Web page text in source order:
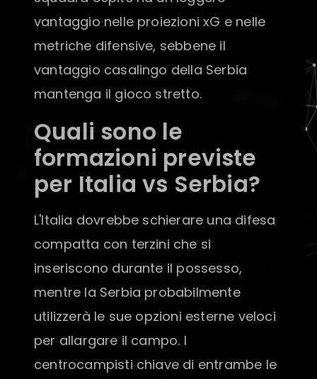
vantaggio nelle proiezioni xG e nelle
metriche difensive, sebbene il
vantaggio casalingo della Serbia
mantenga il gioco stretto.
Quali sono le
formazioni previste
per Italia vs Serbia?
L'Italia dovrebbe schierare una difesa
compatta con terzini che si
inseriscono durante il possesso,
mentre la Serbia probabilmente
utilizzerà le sue opzioni esterne veloci
per allargare il campo. I
centrocampisti chiave di entrambe le